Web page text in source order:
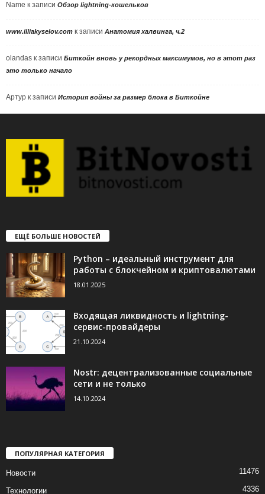
Name к записи Обзор lightning-кошельков
www.illiakyselov.com к записи Анатомия халвинга, ч.2
olandas к записи Биткойн вновь у рекордных максимумов, но в этот раз
это только начало
Артур к записи История войны за размер блока в Биткойне
ЕЩЁ БОЛЬШЕ НОВОСТЕЙ
Python – идеальный инструмент для
работы с блокчейном и криптовалютами
18.01.2025
Входящая ликвидность и lightning-
сервис-провайдеры
21.10.2024
Nostr: децентрализованные социальные
сети и не только
14.10.2024
ПОПУЛЯРНАЯ КАТЕГОРИЯ
Новости 11476
Технологии 4336